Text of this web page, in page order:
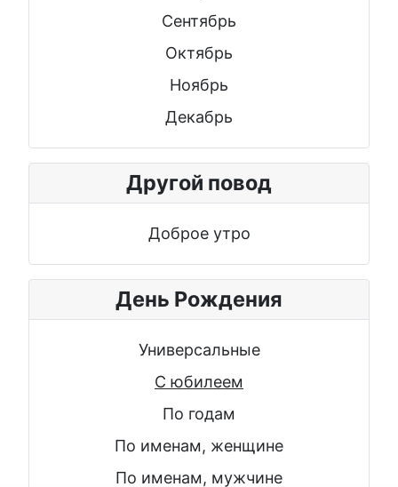
Сентябрь
Октябрь
Ноябрь
Декабрь
Другой повод
Доброе утро
День Рождения
Универсальные
С юбилеем
По годам
По именам, женщине
По именам, мужчине